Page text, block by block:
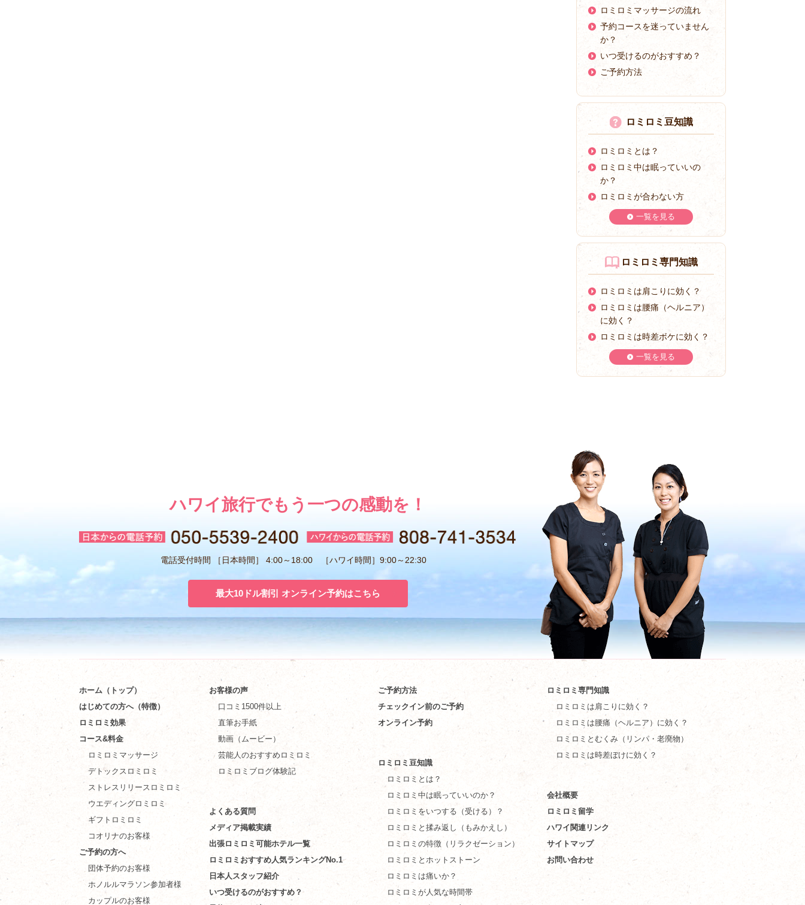
ロミロミマッサージの流れ
予約コースを迷っていません
か？
いつ受けるのがおすすめ？
ご予約方法
ロミロミ豆知識
ロミロミとは？
ロミロミ中は眠っていいの
か？
ロミロミが合わない方
一覧を見る
ロミロミ専門知識
ロミロミは肩こりに効く？
ロミロミは腰痛（ヘルニア）
に効く？
ロミロミは時差ボケに効く？
一覧を見る
ハワイ旅行でもう一つの感動を！
電話受付時間 ［日本時間］ 4:00～18:00 ［ハワイ時間］9:00～22:30
最大10ドル割引 オンライン予約はこちら
ホーム（トップ）
はじめての方へ（特徴）
ロミロミ効果
コース&料金
ロミロミマッサージ
デトックスロミロミ
ストレスリリースロミロミ
ウエディングロミロミ
ギフトロミロミ
コオリナのお客様
ご予約の方へ
団体予約のお客様
ホノルルマラソン参加者様
カップルのお客様
お客様の声
口コミ1500件以上
直筆お手紙
動画（ムービー）
芸能人のおすすめロミロミ
ロミロミブログ体験記
よくある質問
メディア掲載実績
出張ロミロミ可能ホテル一覧
ロミロミおすすめ人気ランキングNo.1
日本人スタッフ紹介
いつ受けるのがおすすめ？
ご予約方法
チェックイン前のご予約
オンライン予約
ロミロミ豆知識
ロミロミとは？
ロミロミ中は眠っていいのか？
ロミロミをいつする（受ける）？
ロミロミと揉み返し（もみかえし）
ロミロミの特徴（リラクゼーション）
ロミロミとホットストーン
ロミロミは痛いか？
ロミロミが人気な時間帯
ロミロミ専門知識
ロミロミは肩こりに効く？
ロミロミは腰痛（ヘルニア）に効く？
ロミロミとむくみ（リンパ・老廃物）
ロミロミは時差ぼけに効く？
会社概要
ロミロミ留学
ハワイ関連リンク
サイトマップ
お問い合わせ